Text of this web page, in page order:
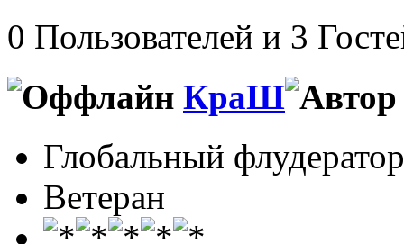
0 Пользователей и 3
КраШ
Глобальный флудератор
Ветеран